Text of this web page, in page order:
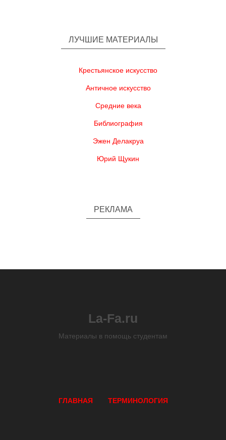
ЛУЧШИЕ МАТЕРИАЛЫ
Крестьянское искусство
Античное искусство
Средние века
Библиография
Эжен Делакруа
Юрий Щукин
РЕКЛАМА
La-Fa.ru
Материалы в помощь студентам
ГЛАВНАЯ ТЕРМИНОЛОГИЯ